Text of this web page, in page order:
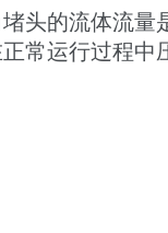
头的流体流量
常运行过程中